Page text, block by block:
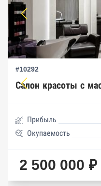
#10292
Салон красоты с
Прибыль
Окупаемость
2 500 000 ₽